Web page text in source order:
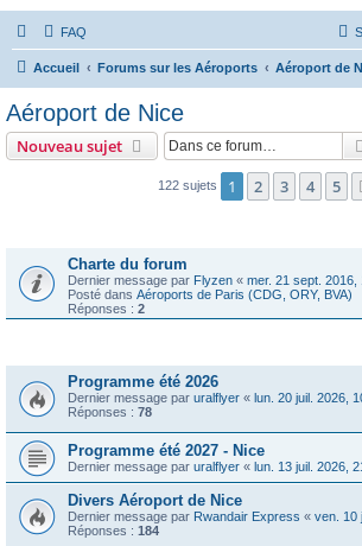
FAQ
Accueil Forums sur les Aéroports Aéroport de
Aéroport de Nice
Nouveau sujet
122 sujets 1 2 3 4 5
Charte du forum
Dernier message par Flyzen « mer. 21 sept. 2016,
Posté dans Aéroports de Paris (CDG, ORY, BVA)
Réponses : 2
Programme été 2026
Dernier message par uralflyer « lun. 20 juil. 2026,
Réponses : 78
Programme été 2027 - Nice
Dernier message par uralflyer « lun. 13 juil. 2026,
Divers Aéroport de Nice
Dernier message par Rwandair Express « ven. 10
Réponses : 184